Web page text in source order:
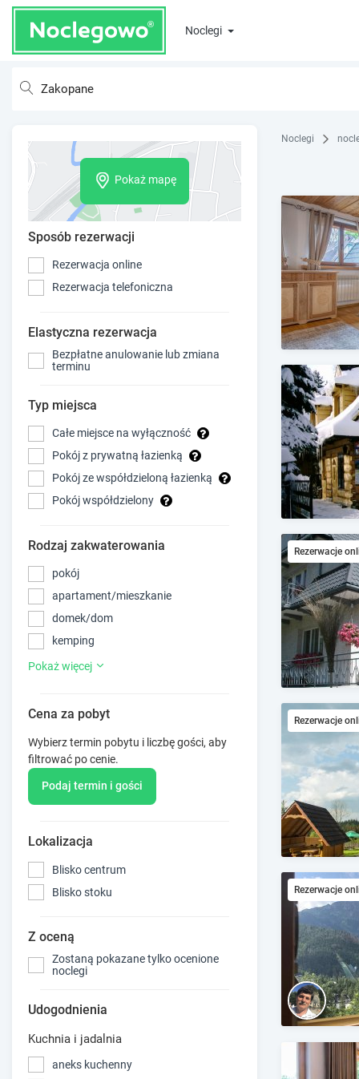
Noclegi
Pokaż mapę
Sposób rezerwacji
Rezerwacja online
Rezerwacja telefoniczna
Elastyczna rezerwacja
Bezpłatne anulowanie lub zmiana
terminu
Typ miejsca
Całe miejsce na wyłączność
Pokój z prywatną łazienką
Pokój ze współdzieloną łazienką
Pokój współdzielony
Rodzaj zakwaterowania
pokój
apartament/mieszkanie
domek/dom
kemping
Pokaż więcej
Cena za pobyt
Wybierz termin pobytu i liczbę gości, aby
filtrować po cenie.
Podaj termin i gości
Lokalizacja
Blisko centrum
Blisko stoku
Z oceną
Zostaną pokazane tylko ocenione
noclegi
Udogodnienia
Kuchnia i jadalnia
aneks kuchenny
Noclegi
Rezerwacje
Rezerwacje
Rezerwacje